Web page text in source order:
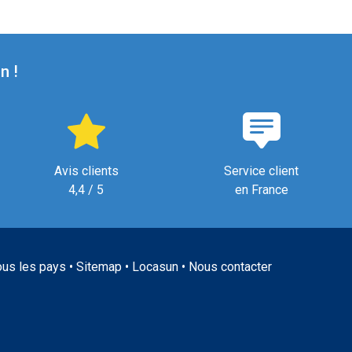
!
Avis clients
4,4 / 5
Service client
en France
les pays • Sitemap• Locasun• Nous contacter